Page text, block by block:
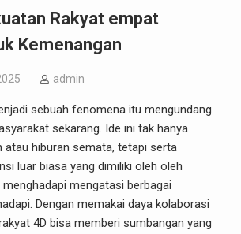
Rakyat empat
Kemenangan
admin
sebuah fenomena itu mengundang
sekarang. Ide ini tak hanya
atau hiburan semata, tetapi serta
luar biasa yang dimiliki oleh oleh
mengatasi berbagai
Dengan memakai daya kolaborasi
4D bisa memberi sumbangan yang